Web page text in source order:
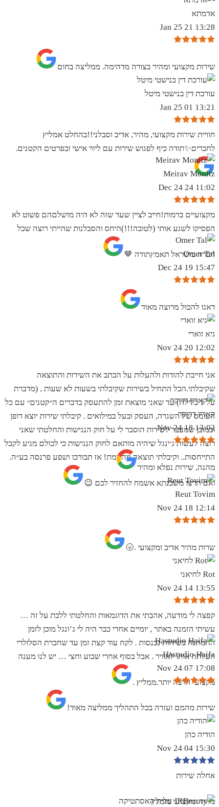
אדמתא
13:28 21 Jan 25
שירות מקצועי ומהיר בצורה מדהימה. ממליצה בחום
עורכת דין בנישטי מיטל
13:21 01 Jan 25
חוויית שירות מקצועי, מהיר, אדיב וסבלני!!בהחלט אמליץ
לחברים✨️תודה כיף לפגוש שירות עם ליווי אישי ובפרטים הקטנים.
Meirav Monitz
11:02 24 Dec 24
מקצועיים ברמות!חייב לציין שעד שזה לא היה מושלםהם פשוט לא
הפסיקו לשגע אותי (לטובה!!!)היחס והסבלנות שהייתי רוצה שכל
חברה בישראל תאמץתודה 🤎
Omer Tal
15:47 19 Dec 24
‏דאגו להכול מרוצה מאוד
גיא זוארי
12:02 20 Nov 24
אני חייבת להודות ולהעלות על הכתב את השירות והתוצאה
שקיבלתי.הכל התחיל בשירות שקיבלתי בשעות לא שעות , (מדברת
על 1 בלילה) עד שאני מוצאת זמן להתעסק בדברים ה״קטנים״ עם כל
העומס של השגרה, העסק ובעל במילואים . קיבלתי שירות יוצא דופן
וכמובן שמעבר לשירות הוסבר לי על חוק הנגישות והחלטתי שאני
רוצה לעשות ג׳ינגל שיהיה מותאם לחוק הנגישות כי לכולם מגיע לקבל
התייחסות.. וקיבלתי תוצאה מהממת! אז תבורכו ושפע פרנסה בע״ה.
ואם תרצו משכנתא אשמח להחזיר לכם 😉
קארין דרוקר
13:02 18 Nov 24
מהנה, שירות נפלא ומהיר
Reut Tovim
12:14 18 Nov 24
שרות מהיר אדיב ומקצועי .🌝
Rot לחיאני
13:55 14 Nov 24
קפצה לי מודעה, אהבתי את הדוגמאות והחלטתי ללכת על זה …
עשיתי הזמנה באתר , יומיים אחרי כבר היה לי ג’ונגל מוכן לזמן
ההמתנה בשיחות נכנסות . לקח עוד קצת זמן עד שחברת הסלולרי
העלתה אותו לאוויר . אבל בסוף אחרי שבוע וחצי … יש לנו מענה
מקצועי הרבה יותר.ממליץ .
Hastudio Haifa
17:08 07 Nov 24
שירות מהמם ועזרה בכל התהליך ממליצה מאוד!
הודיה כהן
15:30 04 Nov 24
אחלה שירות
מהיר ומקצועי מומלץ